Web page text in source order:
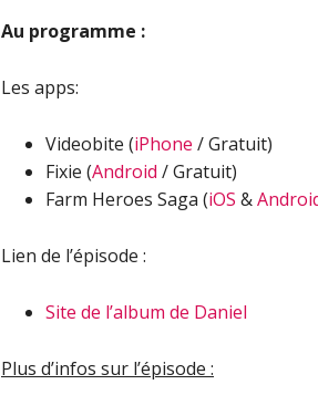
Au programme :
Les apps:
Videobite (iPhone / Gratuit)
Fixie (Android / Gratuit)
Farm Heroes Saga (iOS &
Lien de l’épisode :
Site de l’album de Daniel
Plus d’infos sur l’épisode :